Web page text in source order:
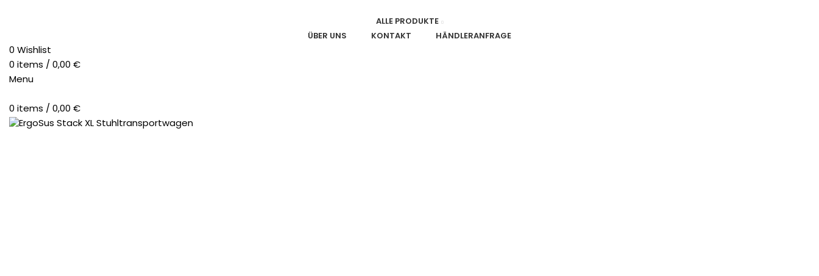
ALLE PRODUKTE
ÜBER UNS
KONTAKT HÄNDLERANFRAGE
0 Wishlist
0 items / 0,00 €
Menu
0 items / 0,00 €